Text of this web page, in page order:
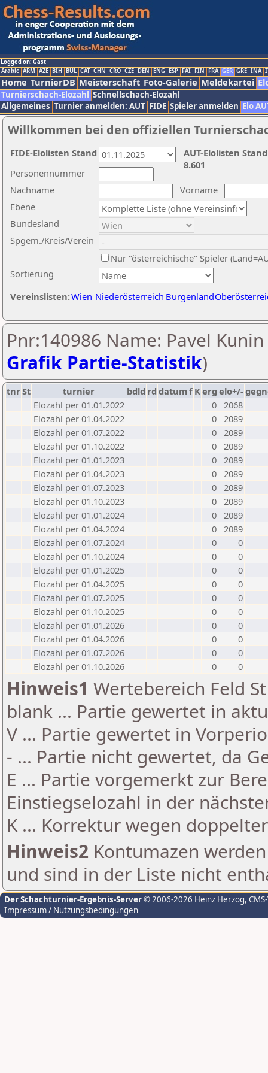
Logged on: Gast
Arabic ARM AZE BIH BUL CAT CHN CRO CZE DEN ENG ESP FAI FIN FRA GER GRE INA
Home TurnierDB Meisterschaft Foto-Galerie Meldekartei
Turnierschach-Elozahl Schnellschach-Elozahl
Allgemeines Turnier anmelden: AUT FIDE Spieler anmelden Elo
Willkommen bei den offiziellen
Nachname
Vorname
Ebene
Sortierung
Personennummer
Bundesland
Spgem./Kreis/Verein
Nur "österreichische" Spieler
Vereinslisten:Wien Niederösterreich Burgenland
AUT-Elolisten
8.601
FIDE-Elolisten Stand
Pnr:140986 Name: Pavel Kunin
Grafik Partie-Statistik)
tnrSt turnier bdld rd datumf Kerg elo+/-
Elozahl per 01.01.2022
0 2068
Elozahl per 01.04.2022
0 2089
Elozahl per 01.07.2022
0 2089
Elozahl per 01.10.2022
0 2089
Elozahl per 01.01.2023
0 2089
Elozahl per 01.04.2023
0 2089
Elozahl per 01.07.2023
0 2089
Elozahl per 01.10.2023
0 2089
Elozahl per 01.01.2024
0 2089
Elozahl per 01.04.2024
0 2089
Elozahl per 01.07.2024
0
0
Elozahl per 01.10.2024
0
0
Elozahl per 01.01.2025
0
0
Elozahl per 01.04.2025
0
0
Elozahl per 01.07.2025
0
0
Elozahl per 01.10.2025
0
0
Elozahl per 01.01.2026
0
0
Elozahl per 01.04.2026
0
0
Elozahl per 01.07.2026
0
0
Elozahl per 01.10.2026
0 0
Hinweis1 Wertebereich Feld
blank ... Partie gewertet in
V ... Partie gewertet in
- ... Partie nicht gewertet, da
E ... Partie vorgemerkt zur
Einstiegselozahl in der
K ... Korrektur wegen
Hinweis2 Kontumazen
und sind in der Liste nicht
Der Schachturnier-Ergebnis-Server© 2006-2026 Heinz Herzog,
Impressum / Nutzungsbedingungen